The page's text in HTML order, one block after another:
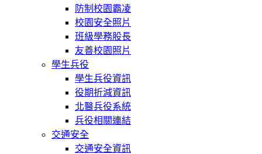
防制校園霸凌
校園安全照片
班級學務股長
友善校園照片
學生兵役
學生兵役資訊
役期折減資訊
北醫兵役系統
兵役相關連結
交通安全
交通安全資訊